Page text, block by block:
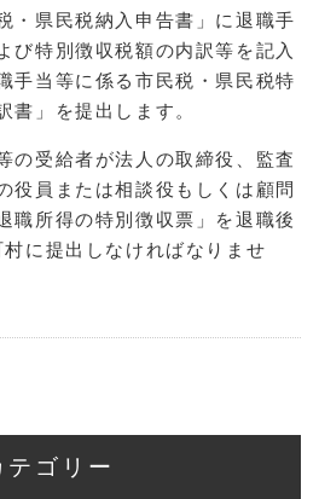
・県民税納入申告書」に退職手
び特別徴収税額の内訳等を記入
手当等に係る市民税・県民税特
書」を提出します。
の受給者が法人の取締役、監査
役員または相談役もしくは顧問
職所得の特別徴収票」を退職後
に提出しなければなりませ
テゴリー